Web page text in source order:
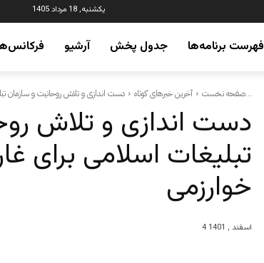
یکشنبه, 18 مرداد 1405
فهرست برنامه‌ها جدول پخش آرشیو
صفحه نخست آخرین خبرهای کوتاه دست اندازی و تلاش روحانیت و سازمان تبلیغات اسلامی برای غارت انتشاراتی...
دست اندازی و تلاش
تبلیغات اسلامی برای
خوارزمی
4 اسفند , 1401